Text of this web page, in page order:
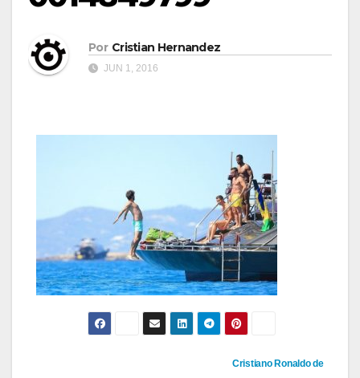
Por Cristian Hernandez
JUN 1, 2016
Cristiano Ronaldo de